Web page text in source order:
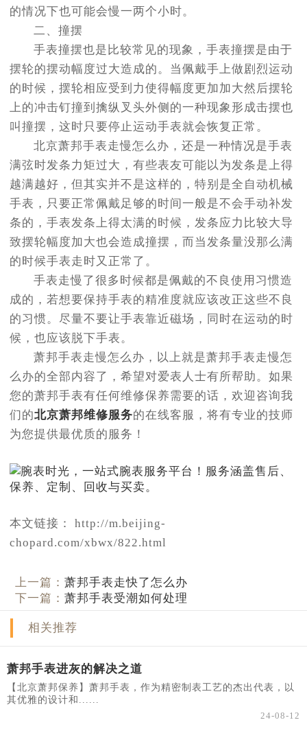
的情况下也可能会慢一两个小时。
二、撞摆
手表撞摆也是比较常见的现象，手表撞摆是由于
摆轮的摆动幅度过大造成的。当佩戴手上做剧烈运动
的时候，摆轮相应受到力使得幅度更加加大然后摆轮
上的冲击钉撞到擒纵叉头外侧的一种现象形成击摆也
叫撞摆，这时只要停止运动手表就会恢复正常。
北京萧邦手表走慢怎么办，还是一种情况是手表
满弦时发条力矩过大，有些表友可能以为发条是上得
越满越好，但其实并不是这样的，特别是全自动机械
手表，只要正常佩戴足够的时间一般是不会手动补发
条的，手表发条上得太满的时候，发条应力比较大导
致摆轮幅度加大也会造成撞摆，而当发条量没那么满
的时候手表走时又正常了。
手表走慢了很多时候都是佩戴的不良使用习惯造
成的，若想要保持手表的精准度就应该改正这些不良
的习惯。尽量不要让手表靠近磁场，同时在运动的时
候，也应该脱下手表。
萧邦手表走慢怎么办，以上就是萧邦手表走慢怎
么办的全部内容了，希望对爱表人士有所帮助。如果
您的萧邦手表有任何维修保养需要的话，欢迎咨询我
们的北京萧邦维修服务的在线客服，将有专业的技师
为您提供最优质的服务！
本文链接： http://m.beijing-
chopard.com/xbwx/822.html
上一篇：萧邦手表走快了怎么办
下一篇：萧邦手表受潮如何处理
相关推荐
萧邦手表进灰的解决之道
【北京萧邦保养】萧邦手表，作为精密制表工艺的杰出代表，以
其优雅的设计和......
24-08-12